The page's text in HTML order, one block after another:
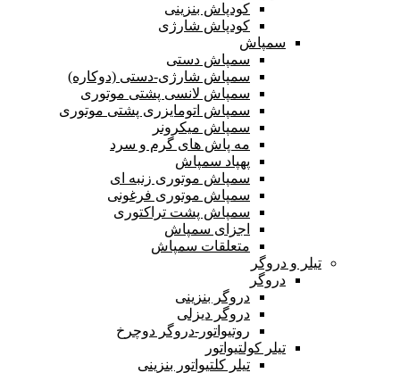
کودپاش بنزینی
کودپاش شارژی
سمپاش
سمپاش دستی
سمپاش شارژی-دستی (دوکاره)
سمپاش لانسی پشتی موتوری
سمپاش اتومایزری پشتی موتوری
سمپاش میکرونر
مه پاش های گرم و سرد
پهپاد سمپاش
سمپاش موتوری زنبه ای
سمپاش موتوری فرغونی
سمپاش پشت تراکتوری
اجزای سمپاش
متعلقات سمپاش
تیلر و دروگر
دروگر
دروگر بنزینی
دروگر دیزلی
روتیواتور-دروگر دوچرخ
تیلر کولتیواتور
تیلر کلتیواتور بنزینی